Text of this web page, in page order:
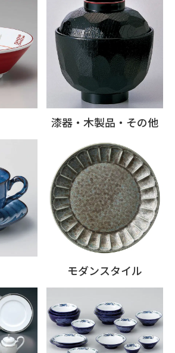
漆器・木製品・その他
モダンスタイル